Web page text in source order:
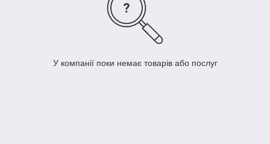
У компанії поки немає товарів або послуг